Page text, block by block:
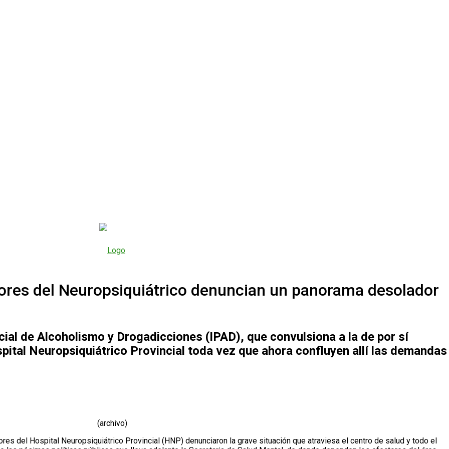
del Neuropsiquiátrico denuncian un panorama desolador
de Alcoholismo y Drogadicciones (IPAD), que convulsiona a la de por sí
Neuropsiquiátrico Provincial toda vez que ahora confluyen allí las demandas
(archivo)
del Hospital Neuropsiquiátrico Provincial (HNP) denunciaron la grave situación que atraviesa el centro de salud y todo el